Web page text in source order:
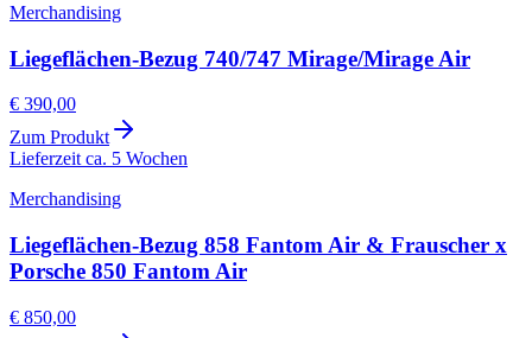
Merchandising
Liegeflächen-Bezug 740/747 Mirage/Mirage Air
€ 390,00
Zum Produkt
Lieferzeit ca. 5 Wochen
Merchandising
Liegeflächen-Bezug 858 Fantom Air & Frauscher x
Porsche 850 Fantom Air
€ 850,00